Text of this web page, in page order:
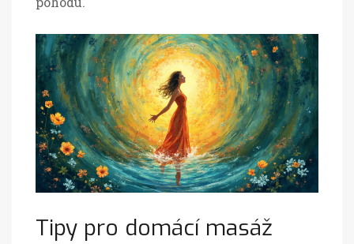
Tipy pro domácí masáž